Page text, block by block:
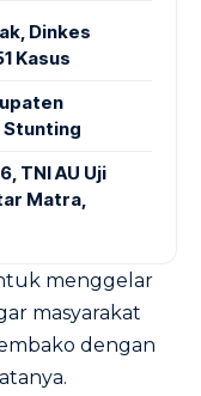
Dinkes
Kasus
Stunting
TNI AU Uji
Matra,
menggelar
masyarakat
dengan